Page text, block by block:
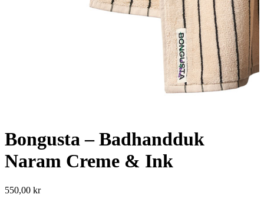
Bongusta – Badhandduk
Naram Creme & Ink
550,00 kr